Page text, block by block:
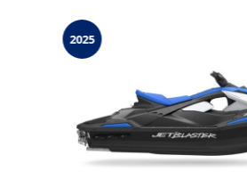
2025